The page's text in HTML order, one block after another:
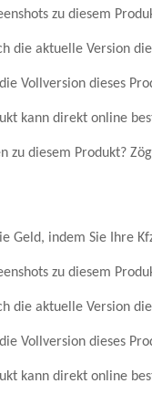
zu diesem
die aktuelle Version
Vollversion dieses
kann direkt online
zu diesem Produkt?
Geld, indem Sie Ihre
zu diesem
die aktuelle Version
Vollversion dieses
kann direkt online